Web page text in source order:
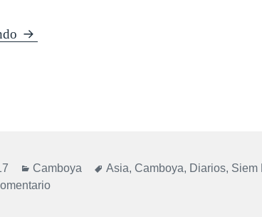
Diario Camboya – Julio 2013: Día 2:
Categorías
Camboya Etiquetas
Asia,Camboya, Diarios, Siem
en Diario Camboya – Julio 2013: Día 2: